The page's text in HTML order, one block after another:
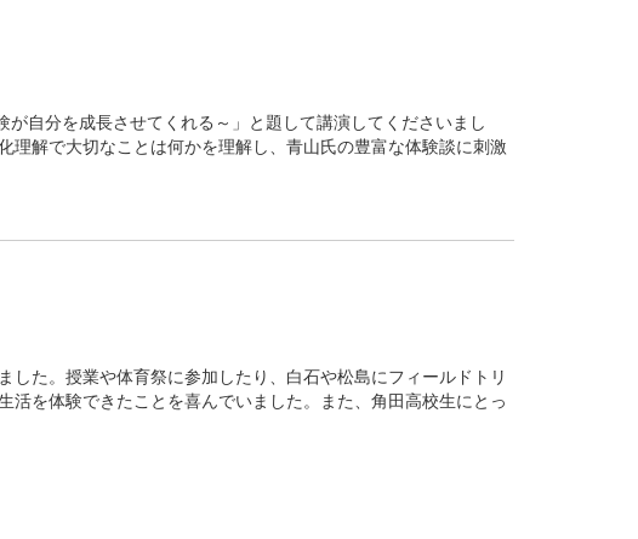
自分を成長させてくれる～」と題して講演してくださいまし
解で大切なことは何かを理解し、青山氏の豊富な体験談に刺激
た。授業や体育祭に参加したり、白石や松島にフィールドトリ
を体験できたことを喜んでいました。また、角田高校生にとっ